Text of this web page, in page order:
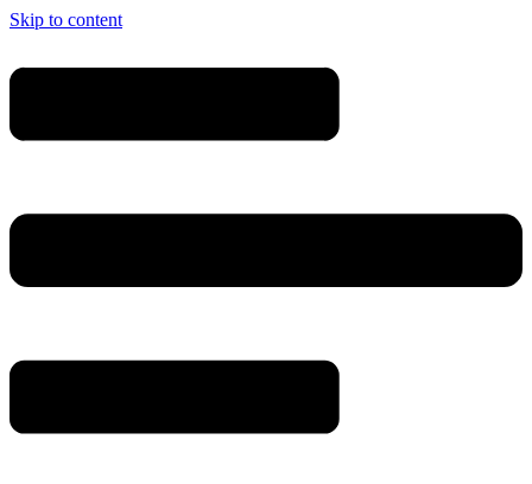
Skip to content